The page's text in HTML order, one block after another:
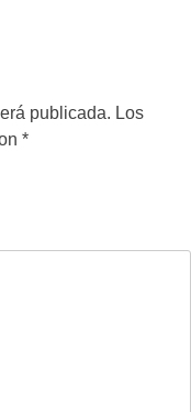
publicada. Los
*